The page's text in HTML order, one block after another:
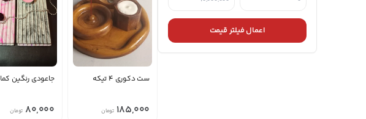
اعمال فیلتر قیمت
ست دکوری ۴ تیکه
185,000 تومان
جاعودی رنگین
80,000 تومان